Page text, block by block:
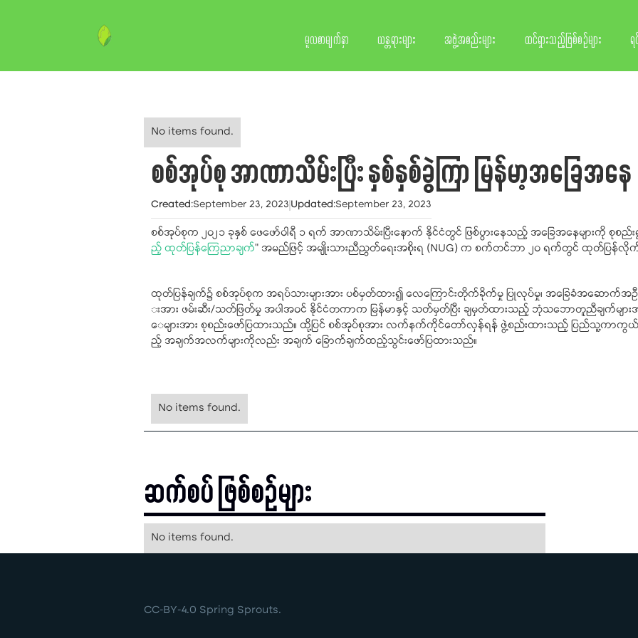
မူလစာမျက်နှာ ယန္တရားများ အဖွဲ့အစည်းများ ထင်ရှားသည့်ဖြစ်စဉ်များ ရ
No items found.
စစ်အုပ်စု အာဏာသိမ်းပြီး နှစ်နှစ်ခွဲကြာ မြန်မာ့အခြေအနေ
Created:September 23, 2023Updated:September 23, 2023
စစ်အုပ်စုက ၂၀၂၁ ခုနှစ် ဖေဖော်ဝါရီ ၁ ရက် အာဏာသိမ်းပြီးနောက် နိုင်ငံတွင် ဖြစ်ပွားနေသည့် အခြေအနေများကို စုစည်
ည့် ထုတ်ပြန်ကြေညာချက်" အမည်ဖြင့် အမျိုးသားညီညွတ်ရေးအစိုးရ (NUG) က စက်တင်ဘာ ၂၀ ရက်တွင် ထုတ်ပြန်
ထုတ်ပြန်ချက်၌ စစ်အုပ်စုက အရပ်သားများအား ပစ်မှတ်ထား၍ လေကြောင်းတိုက်ခိုက်မှု ပြုလုပ်မှု၊ အခြေခံအဆောက်အဦမျ
းအား ဖမ်းဆီး/သတ်ဖြတ်မှု အပါအဝင် နိုင်ငံတကာက မြန်မာနှင့် သတ်မှတ်ပြီး ချမှတ်ထားသည့် ဘုံသဘောတူညီချက်များ
ေများအား စုစည်းဖော်ပြထားသည်။ ထို့ပြင် စစ်အုပ်စုအား လက်နက်ကိုင်တော်လှန်ရန် ဖွဲ့စည်းထားသည့် ပြည်သူ့ကာ
ည့် အချက်အလက်များကိုလည်း အချက် ခြောက်ချက်ထည့်သွင်းဖော်ပြထားသည်။
No items found.
ဆက်စပ် ဖြစ်စဉ်များ
No items found.
CC-BY-4.0 Spring Sprouts.